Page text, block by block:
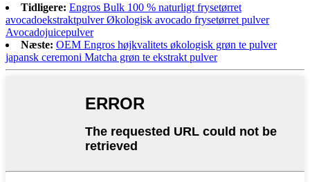
Tidligere: Engros Bulk 100 % naturligt frysetørret
avocadoekstraktpulver Økologisk avocado frysetørret pulver
Avocadojuicepulver
Næste: OEM Engros højkvalitets økologisk grøn te pulver
japansk ceremoni Matcha grøn te ekstrakt pulver